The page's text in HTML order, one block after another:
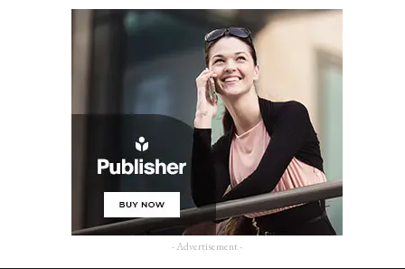
- Advertisement -